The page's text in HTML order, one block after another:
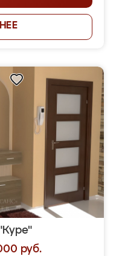
руб.